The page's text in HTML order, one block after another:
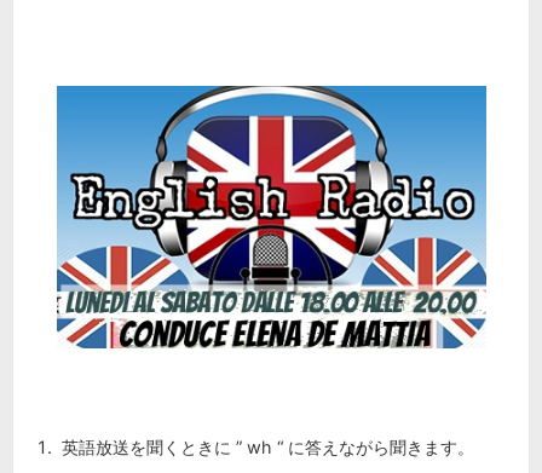
英語放送を聞くときに ” wh “ に答えながら聞きます。